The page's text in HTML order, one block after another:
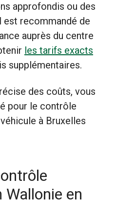
approfondis ou des
est recommandé de
auprès du centre
les tarifs exacts
supplémentaires.
des coûts, vous
pour le contrôle
à Bruxelles
Wallonie en